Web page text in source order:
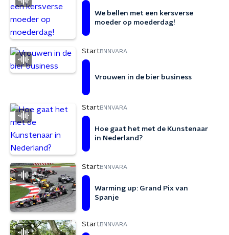
We bellen met een kersverse
moeder op moederdag!
StartBNNVARA
Vrouwen in de bier business
StartBNNVARA
Hoe gaat het met de Kunstenaar
in Nederland?
StartBNNVARA
Warming up: Grand Pix van
Spanje
StartBNNVARA